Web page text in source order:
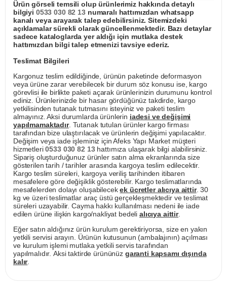
Ürün görseli temsili olup ürünlerimiz hakkında detaylı
bilgiyi 0533 030 82 13numaralı hattımızdan whatsapp
kanalı veya arayarak talep edebilirsiniz. Sitemizdeki
açıklamalar sürekli olarak güncellenmektedir. Bazı detaylar
sadece kataloglarda yer aldığı için mutlaka destek
hattımızdan bilgi talep etmenizi tavsiye ederiz.
Teslimat Bilgileri
Kargonuz teslim edildiğinde, ürünün paketinde deformasyon
veya ürüne zarar verebilecek bir durum söz konusu ise, kargo
görevlisi ile birlikte paketi açarak ürünlerinizin durumunu kontrol
ediniz. Ürünlerinizde bir hasar gördüğünüz takdirde, kargo
yetkilisinden tutanak tutmasını isteyiniz ve paketi teslim
almayınız. Aksi durumlarda ürünlerin iadesi ve değişimi
yapılmamaktadır. Tutanak tutulan ürünler kargo firması
tarafından bize ulaştırılacak ve ürünlerin değişimi yapılacaktır.
Değişim veya iade işleminiz için Afeks Yapı Market müşteri
hizmetleri0533 030 82 13hattımıza ulaşarak bilgi alabilirsiniz.
Sipariş oluşturduğunuz ürünler satın alma ekranlarında size
gösterilen tarih / tarihler arasında kargoya teslim edilecektir.
Kargo teslim süreleri, kargoya veriliş tarihinden itibaren
mesafelere göre değişiklik gösterebilir. Kargo teslimatlarında
mesafelerden dolayı oluşabilecekek ücretler alıcıya aittir. 30
kg ve üzeri teslimatlar araç üstü gerçekleşmektedir ve teslimat
süreleri uzayabilir. Cayma hakkı kullanılması nedeni ile iade
edilen ürüne ilişkin kargo/nakliyat bedeli alıcıya aittir.
Eğer satın aldığınız ürün kurulum gerektiriyorsa, size en yakın
yetkili servisi arayın. Ürünün kutusunun (ambalajının) açılması
ve kurulum işlemi mutlaka yetkili servis tarafından
yapılmalıdır. Aksi taktirde ürününüz garanti kapsamı dışında
kalır.